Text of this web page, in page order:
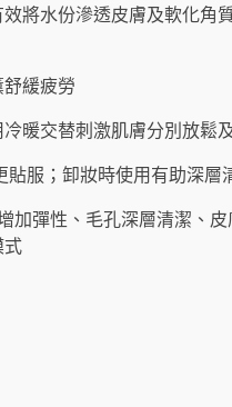
將水份滲透皮膚及軟化角
緩疲勞
暖交替刺激肌膚分別放鬆
服；卸妝時使用有助深層
加彈性、毛孔深層清潔、
式